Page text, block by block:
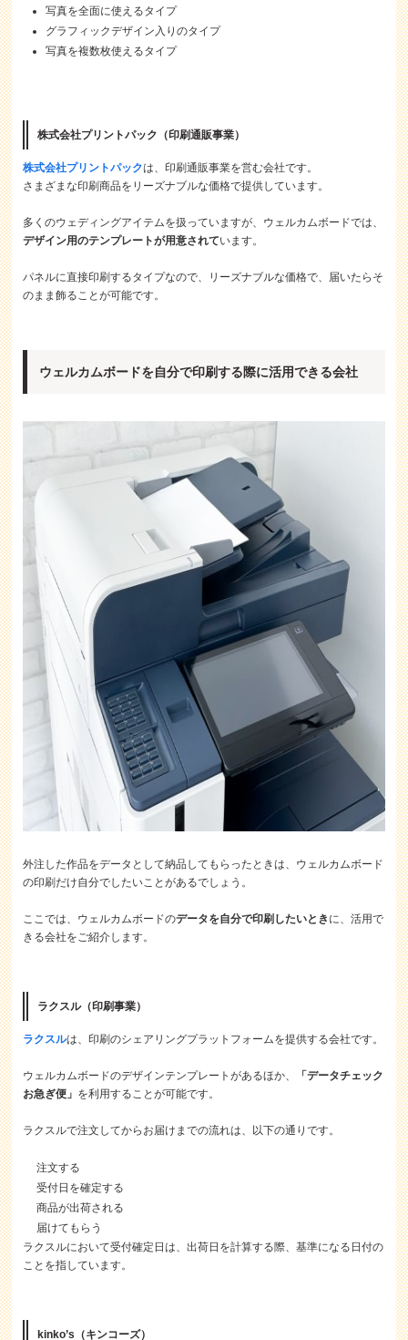
写真を全面に使えるタイプ
グラフィックデザイン入りのタイプ
写真を複数枚使えるタイプ
株式会社プリントパック（印刷通販事業）
株式会社プリントパックは、印刷通販事業を営む会社です。
さまざまな印刷商品をリーズナブルな価格で提供しています。
多くのウェディングアイテムを扱っていますが、ウェルカムボードでは、
デザイン用のテンプレートが用意されています。
パネルに直接印刷するタイプなので、リーズナブルな価格で、届いたらそ
のまま飾ることが可能です。
ウェルカムボードを自分で印刷する際に活用できる会社
外注した作品をデータとして納品してもらったときは、ウェルカムボード
の印刷だけ自分でしたいことがあるでしょう。
ここでは、ウェルカムボードのデータを自分で印刷したいとき に、活用で
きる会社をご紹介します。
ラクスル（印刷事業）
ラクスルは、印刷のシェアリングプラットフォームを提供する会社です。
ウェルカムボードのデザインテンプレートがあるほか、
「データチェック
お急ぎ便」 を利用することが可能です。
ラクスルで注文してからお届けまでの流れは、以下の通りです。
注文する
受付日を確定する
商品が出荷される
届けてもらう
ラクスルにおいて受付確定日は、出荷日を計算する際、基準になる日付の
ことを指しています。
kinko’s（キンコーズ）